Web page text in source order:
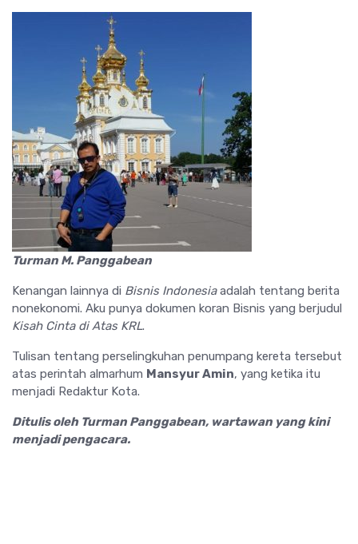
Turman M. Panggabean
Kenangan lainnya di Bisnis Indonesiaadalah tentang berita
nonekonomi. Aku punya dokumen koran Bisnis yang berjudul
Kisah Cinta di Atas KRL.
Tulisan tentang perselingkuhan penumpang kereta tersebut
atas perintah almarhum Mansyur Amin, yang ketika itu
menjadi Redaktur Kota.
Ditulis oleh Turman Panggabean, wartawan yang kini
menjadi pengacara.